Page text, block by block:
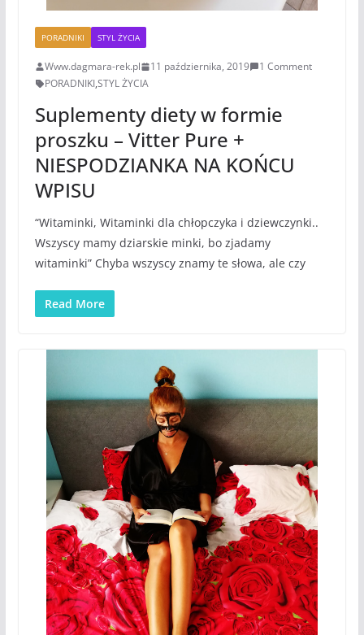
PORADNIKI STYL ŻYCIA
Www.dagmara-rek.pl 11 października, 2019
1 Comment
PORADNIKI,STYL ŻYCIA
Suplementy diety w formie
proszku – Vitter Pure +
NIESPODZIANKA NA KOŃCU
WPISU
“Witaminki, Witaminki dla chłopczyka i dziewczynki..
Wszyscy mamy dziarskie minki, bo zjadamy
witaminki” Chyba wszyscy znamy te słowa, ale czy
Read More